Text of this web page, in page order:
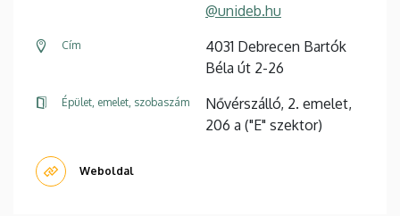
@unideb.hu
Cím
4031 Debrecen Bartók
Béla út 2-26
Épület, emelet, szobaszám
Nővérszálló, 2. emelet,
206 a ("E" szektor)
Weboldal